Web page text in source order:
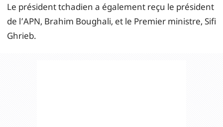
Le président tchadien a également reçu le président
de l’APN, Brahim Boughali, et le Premier ministre, Sifi
Ghrieb.